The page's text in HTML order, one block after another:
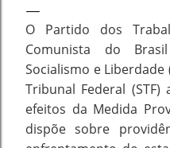
O Partido dos
Comunista do
Socialismo e Liberdade
Tribunal Federal
efeitos da Medida
dispõe sobre